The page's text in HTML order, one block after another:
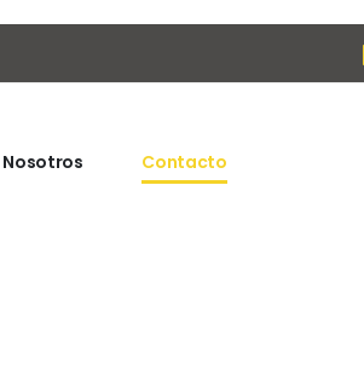
Nosotros Contacto